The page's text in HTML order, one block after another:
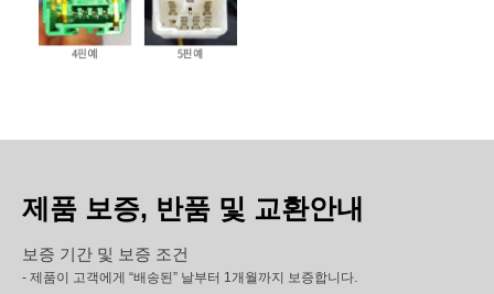
제품 보증, 반품 및 교환안내
보증 기간 및 보증 조건
- 제품이 고객에게 “배송된” 날부터 1개월까지 보증합니다.